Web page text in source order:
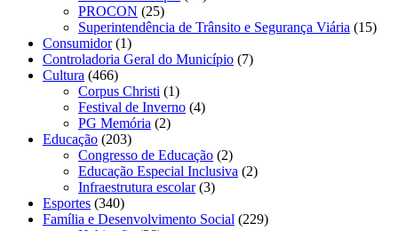
PROCON (25)
Superintendência de Trânsito e Segurança Viária (15)
Consumidor(1)
Controladoria Geral do Município (7)
Cultura (466)
Corpus Christi (1)
Festival de Inverno (4)
PG Memória (2)
Educação (203)
Congresso de Educação (2)
Educação Especial Inclusiva (2)
Infraestrutura escolar(3)
Esportes (340)
Família e Desenvolvimento Social (229)